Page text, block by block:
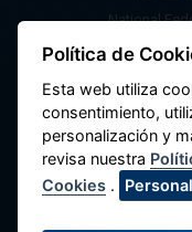
National
Av. Máximo
Política de
Esta web utiliza
consentimiento,
personalización y
revisa nuestra
Cookies .